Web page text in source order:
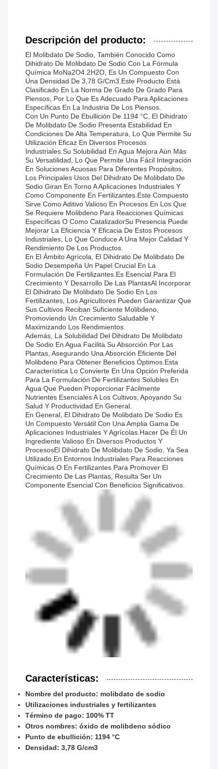
Descripción del producto:
El Molibdato De Sodio, También Conocido Como
Dihidrato De Molibdato De Sodio Con La Fórmula
Química MoNa2O4.2H2O, Es Un Compuesto Con
Una Densidad De 3,78 G/cm3.Este Producto Está
Clasificado En La Norma De Grado De Grado Para
Piensos, Por Lo Que Es Adecuado Para Aplicaciones
Específicas En La Industria De Los Piensos.
Con Un Punto De Ebullición De 1194 °C, El Dihidrato
De Molibdato De Sodio Presenta Estabilidad En
Condiciones De Alta Temperatura, Lo Que Permite Su
Utilización Eficaz En Diversos Procesos
Industriales.Su Solubilidad En Agua Mejora Aún Más
Su Versatilidad, Lo Que Permite Una Fácil Integración
En Soluciones Acuosas Para Diferentes Propósitos.
Los Principales Usos Del Dihidrato De Molibdato De
Sodio Giran En Torno A Aplicaciones Industriales Y
Como Componente En Fertilizantes.este Compuesto
Sirve Como Aditivo Valioso En Procesos En Los Que
Se Requiere Molibdeno Para Reacciones Químicas
Específicas O Como CatalizadorSu Presencia Puede
Mejorar La Eficiencia Y Eficacia De Estos Procesos
Industriales, Lo Que Conduce A Una Mejor Calidad Y
Rendimiento De Los Productos.
En El Ámbito Agrícola, El Dihidrato De Molibdato De
Sodio Desempeña Un Papel Crucial En La
Formulación De Fertilizantes.Es Esencial Para El
Crecimiento Y Desarrollo De Las PlantasAl Incorporar
El Dihidrato De Molibdato De Sodio En Los
Fertilizantes, Los Agricultores Pueden Garantizar Que
Sus Cultivos Reciban Suficiente Molibdeno,
Promoviendo Un Crecimiento Saludable Y
Maximizando Los Rendimientos.
Además, La Solubilidad Del Dihidrato De Molibdato
De Sodio En Agua Facilita Su Absorción Por Las
Plantas, Asegurando Una Absorción Eficiente Del
Molibdeno Para Obtener Beneficios Óptimos.Esta
Característica Lo Convierte En Una Opción Preferida
Para La Formulación De Fertilizantes Solubles En
Agua Que Pueden Proporcionar Fácilmente
Nutrientes Esenciales A Los Cultivos, Apoyando Su
Salud Y Productividad En General.
En General, El Dihidrato De Molibdato De Sodio Es
Un Compuesto Versátil Con Una Amplia Gama De
Aplicaciones Industriales Y Agrícolas.hacer De Él Un
Ingrediente Valioso En Diversos Productos Y
ProcesosEl Dihidrato De Molibdato De Sodio, Ya Sea
Utilizado En Entornos Industriales Para Reacciones
Químicas O En Fertilizantes Para Promover El
Crecimiento De Las Plantas, Resulta Ser Un
Componente Esencial Con Beneficios Significativos.
Características:
Nombre del producto: molibdato de sodio
Utilizaciones industriales y fertilizantes
Término de pago: 100% TT
Otros nombres: óxido de molibdeno sódico
Punto de ebullición: 1194 °C
Densidad: 3,78 G/cm3